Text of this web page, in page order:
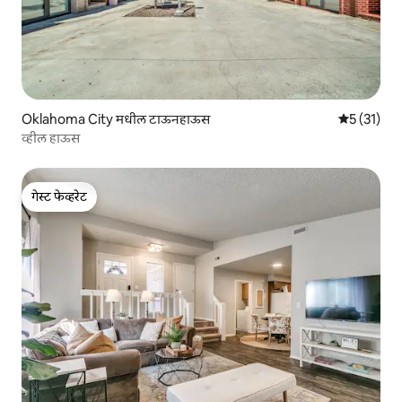
Oklahoma City मधील टाऊनहाऊस 5 पैकी 5
5 (31)
व्हील हाऊस
गेस्ट फेव्हरेट
गेस्ट फेव्हरेट